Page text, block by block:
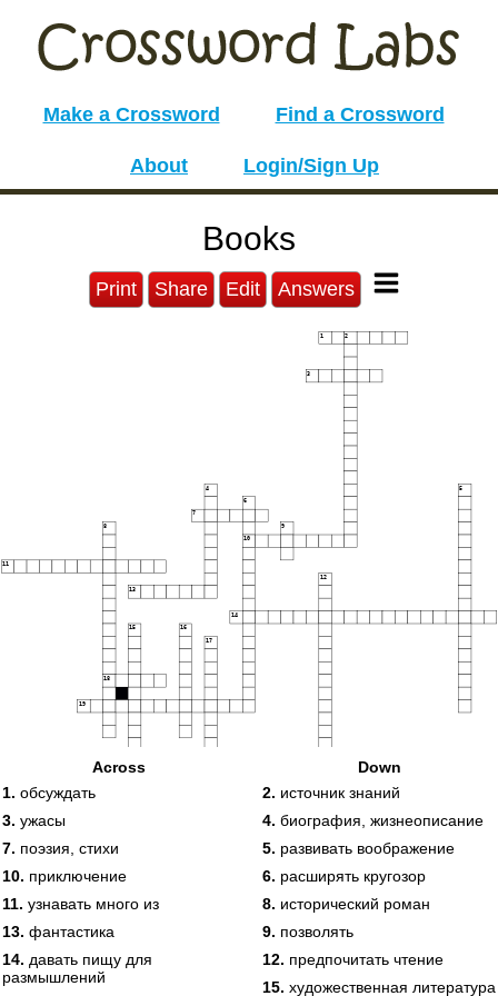
Make a Crossword Find a Crossword
About Login/Sign Up
Books
Print Share Edit Answers
1 2
3
4 5
6
7
8 9
10
11
12
13
14
15 16
17
18
19
Across
1. обсуждать
3. ужасы
7. поэзия, стихи
10. приключение
11. узнавать много из
13. фантастика
14. давать пищу для
размышлений
Down
2. источник знаний
4. биография, жизнеописание
5. развивать воображение
6. расширять кругозор
8. исторический роман
9. позволять
12. предпочитать чтение
15. художественная литература